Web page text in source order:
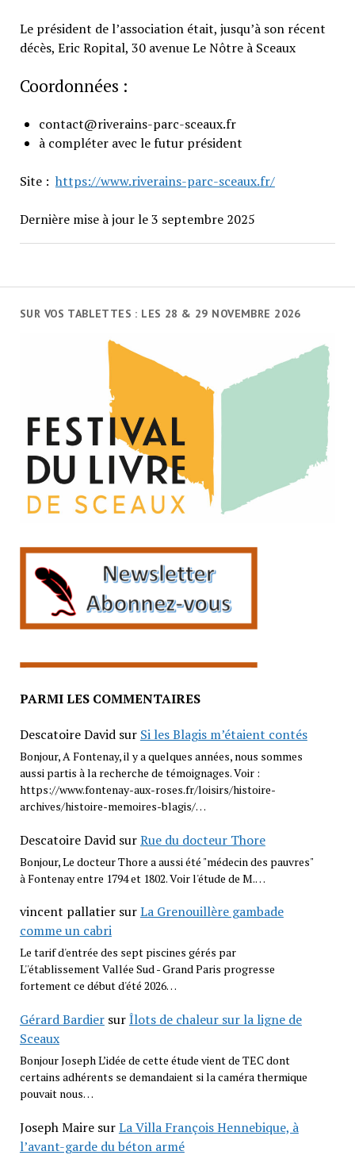
SUR VOS TABLETTES : LES 28 & 29 NOVEMBRE 2026
PARMI LES COMMENTAIRES
Descatoire Davidsur Si les Blagis m’étaient contés
Bonjour, A Fontenay, il y a quelques années, nous sommes
aussi partis à la recherche de témoignages. Voir :
https://www.fontenay-aux-roses.fr/loisirs/histoire-
archives/histoire-memoires-blagis/…
Descatoire DavidsurRue du docteur Thore
Bonjour, Le docteur Thore a aussi été "médecin des pauvres"
à Fontenay entre 1794 et 1802. Voir l'étude de M.…
vincent pallatiersurLa Grenouillère gambade
comme un cabri
Le tarif d'entrée des sept piscines gérés par
L''établissement Vallée Sud - Grand Paris progresse
fortement ce début d'été 2026…
Gérard BardiersurÎlots de chaleur sur la ligne de
Sceaux
Bonjour Joseph L’idée de cette étude vient de TEC dont
certains adhérents se demandaient si la caméra thermique
pouvait nous…
Joseph MairesurLa Villa François Hennebique, à
l’avant-garde du béton armé
Le président de l’association était, jusqu’à son récent
décès, Eric Ropital, 30 avenue Le Nôtre à Sceaux
Coordonnées :
contact@riverains-parc-sceaux.fr
à compléter avec le futur président
Site : https://www.riverains-parc-sceaux.fr/
Dernière mise à jour le 3 septembre 2025